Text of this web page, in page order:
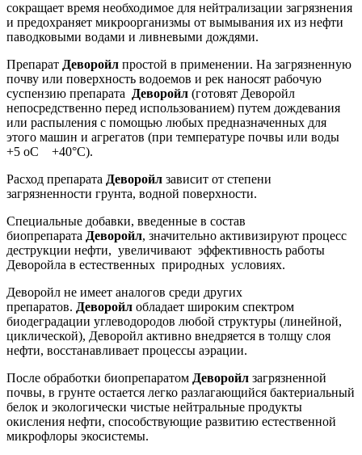
сокращает время необходимое для нейтрализации загрязнения
и предохраняет микроорганизмы от вымывания их из нефти
паводковыми водами и ливневыми дождями.
Препарат Деворойл простой в применении. На загрязненную
почву или поверхность водоемов и рек наносят рабочую
суспензию препарата
Деворойл (готовят Деворойл
непосредственно перед использованием) путем дождевания
или распыления с помощью любых предназначенных для
этого машин и агрегатов (при температуре почвы или воды
+5 оС +40°С).
Расход препарата Деворойл зависит от степени
загрязненности грунта, водной поверхности.
Специальные добавки, введенные в состав
биопрепарата Деворойл, значительно активизируют процесс
деструкции нефти, увеличивают эффективность работы
Деворойла в естественных природных условиях.
Деворойл не имеет аналогов среди других
препаратов. Деворойл обладает широким спектром
биодеградации углеводородов любой структуры (линейной,
циклической), Деворойл активно внедряется в толщу слоя
нефти, восстанавливает процессы аэрации.
После обработки биопрепаратом Деворойл загрязненной
почвы, в грунте остается легко разлагающийся бактериальный
белок и экологически чистые нейтральные продукты
окисления нефти, способствующие развитию естественной
микрофлоры экосистемы.